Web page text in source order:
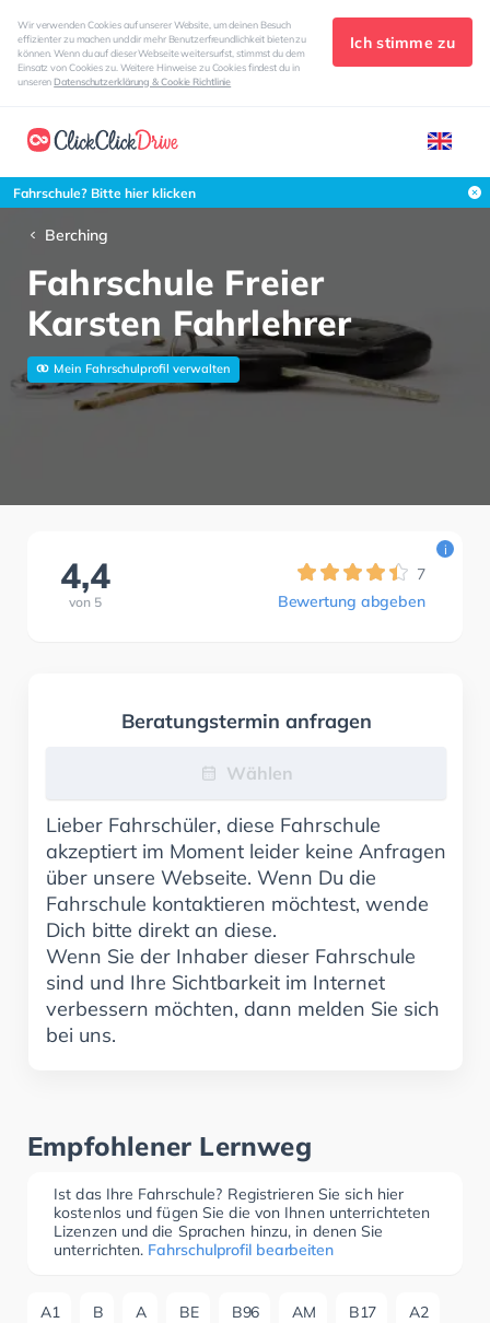
Wir verwenden Cookies auf unserer Website, um deinen Besuch
effizienter zu machen und dir mehr Benutzerfreundlichkeit bieten zu
können. Wenn du auf dieser Webseite weitersurfst, stimmst du dem
Einsatz von Cookies zu. Weitere Hinweise zu Cookies findest du in
unserenDatenschutzerklärung & Cookie Richtlinie
Ich stimme zu
Fahrschule? Bitte hier klicken
Berching
Fahrschule Freier
Karsten Fahrlehrer
Mein Fahrschulprofil verwalten
4,4
von 5
7
Bewertung abgeben
i
Beratungstermin anfragen
Wählen
Lieber Fahrschüler, diese Fahrschule
akzeptiert im Moment leider keine Anfragen
über unsere Webseite. Wenn Du die
Fahrschule kontaktieren möchtest, wende
Dich bitte direkt an diese.
Wenn Sie der Inhaber dieser Fahrschule
sind und Ihre Sichtbarkeit im Internet
verbessern möchten, dann melden Sie sich
bei uns.
Empfohlener Lernweg
Ist das Ihre Fahrschule? Registrieren Sie sich hier
kostenlos und fügen Sie die von Ihnen unterrichteten
Lizenzen und die Sprachen hinzu, in denen Sie
unterrichten. Fahrschulprofil bearbeiten
A1 B A BE B96 AM B17 A2